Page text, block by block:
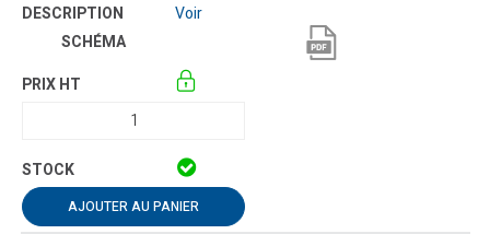
Voir
AJOUTER AU PANIER